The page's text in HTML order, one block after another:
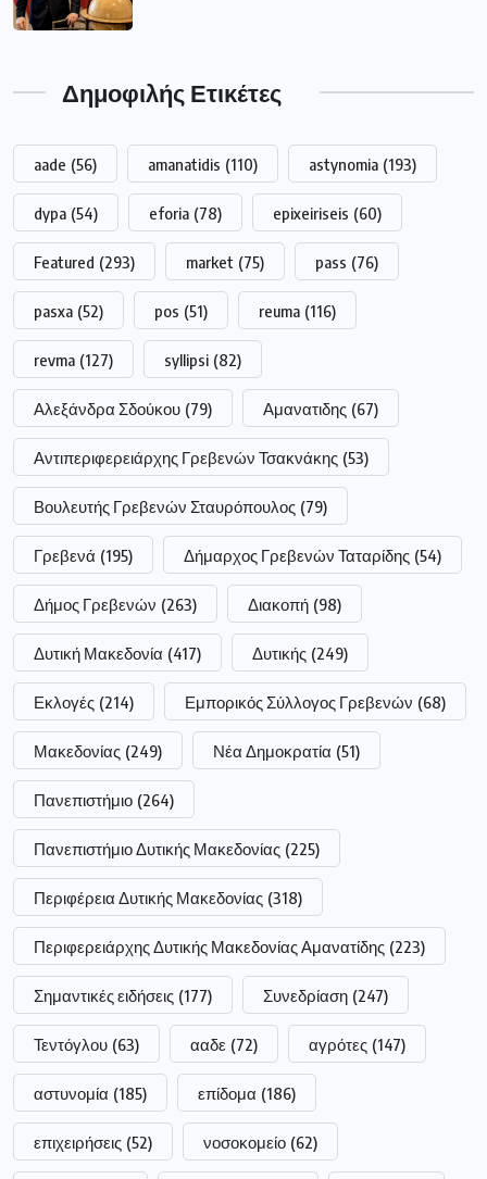
Δημοφιλής Ετικέτες
aade (56) amanatidis (110) astynomia (193)
dypa (54) eforia (78) epixeiriseis (60)
Featured (293) market (75) pass (76)
pasxa (52) pos (51) reuma (116)
revma (127) syllipsi (82)
Αλεξάνδρα Σδούκου (79) Αμανατιδης (67)
Αντιπεριφερειάρχης Γρεβενών Τσακνάκης (53)
Βουλευτής Γρεβενών Σταυρόπουλος (79)
Γρεβενά (195) Δήμαρχος Γρεβενών Ταταρίδης (54)
Δήμος Γρεβενών (263) Διακοπή (98)
Δυτική Μακεδονία (417) Δυτικής (249)
Εκλογές (214) Εμπορικός Σύλλογος Γρεβενών (68)
Μακεδονίας (249) Νέα Δημοκρατία (51)
Πανεπιστήμιο (264)
Πανεπιστήμιο Δυτικής Μακεδονίας (225)
Περιφέρεια Δυτικής Μακεδονίας (318)
Περιφερειάρχης Δυτικής Μακεδονίας Αμανατίδης (223)
Σημαντικές ειδήσεις (177) Συνεδρίαση (247)
Τεντόγλου (63) ααδε (72) αγρότες (147)
αστυνομία (185) επίδομα (186)
επιχειρήσεις (52) νοσοκομείο (62)